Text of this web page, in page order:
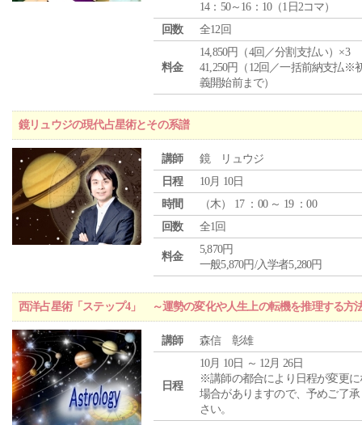
14：50～16：10（1日2コマ）
回数
全12回
料金
14,850円（4回／分割支払い）×3
41,250円（12回／一括前納支払※
義開始前まで）
鏡リュウジの現代占星術とその系譜
講師
鏡 リュウジ
日程
10月 10日
時間
（木） 17 ：00 ～ 19 ：00
回数
全1回
料金
5,870円
一般5,870円/入学者5,280円
西洋占星術「ステップ4」 ～運勢の変化や人生上の転機を推理する方
講師 森信 彰雄
日程
10月 10日 ～ 12月 26日
※講師の都合により日程が変更に
場合がありますので、予めご了承
さい。